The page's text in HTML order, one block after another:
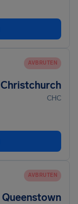
AVBRUTEN
Christchurch
CHC
AVBRUTEN
Queenstown